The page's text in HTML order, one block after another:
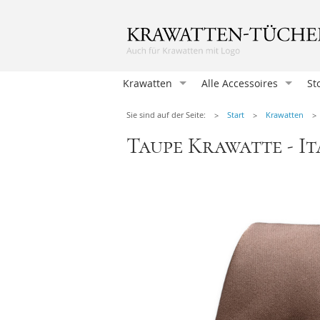
Krawatten
Alle Accessoires
Herrenfliegen
Manschettenknöpfen
Hosenträger
Krawattennadeln
Herren-Taschentücher
Sie sind auf der Seite: Start Krawatten
Taupe Krawatte -